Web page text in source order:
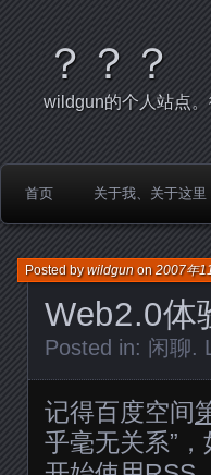
？？？
wildgun的个人站点
首页 关于我、关于这里
Web2.0
Posted bywildgunon2007年
Posted in: 闲聊.
记得百度空间
乎毫无关系”